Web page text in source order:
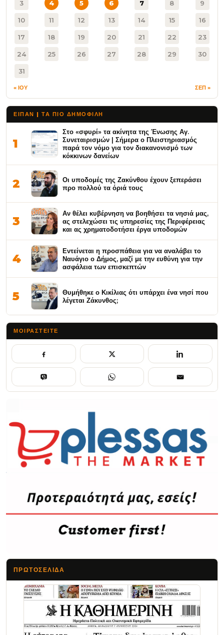
3 4 5 6 7 8 9
10 11 12 13 14 15 16
17 18 19 20 21 22 23
24 25 26 27 28 29 30
31
« ΙΟΥ ΣΕΠ »
ΕΙΠΑΝ | ΤΑ ΠΙΟ ΔΗΜΟΦΙΛΉ
1
Στο «σφυρί» τα ακίνητα της Ένωσης Αγ.
Συνεταιρισμών | Σήμερα ο Πλειστηριασμός
παρά τον νόμο για τον διακανονισμό των
κόκκινων δανείων
2
Οι υποδομές της Ζακύνθου έχουν ξεπεράσει
προ πολλού τα όριά τους
3
Αν θέλει κυβέρνηση να βοηθήσει τα νησιά μας,
ας στελεχώσει τις υπηρεσίες της Περιφέρειας
και ας χρηματοδοτήσει έργα υποδομών
4
Εντείνεται η προσπάθεια για να αναλάβει το
Ναυάγιο ο Δήμος, μαζί με την ευθύνη για την
ασφάλεια των επισκεπτών
5
Θυμήθηκε ο Κικίλιας ότι υπάρχει ένα νησί που
λέγεται Ζάκυνθος;
ΜΟΙΡΑΣΤΕΊΤΕ
ΠΡΩΤΟΣΈΛΙΔΑ